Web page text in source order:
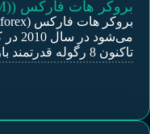
بروکر هات فارکس (HotForex(HFM))
تاکنون 8 رگوله قدرتمند بازارهای مالی را دریافت کرده است.